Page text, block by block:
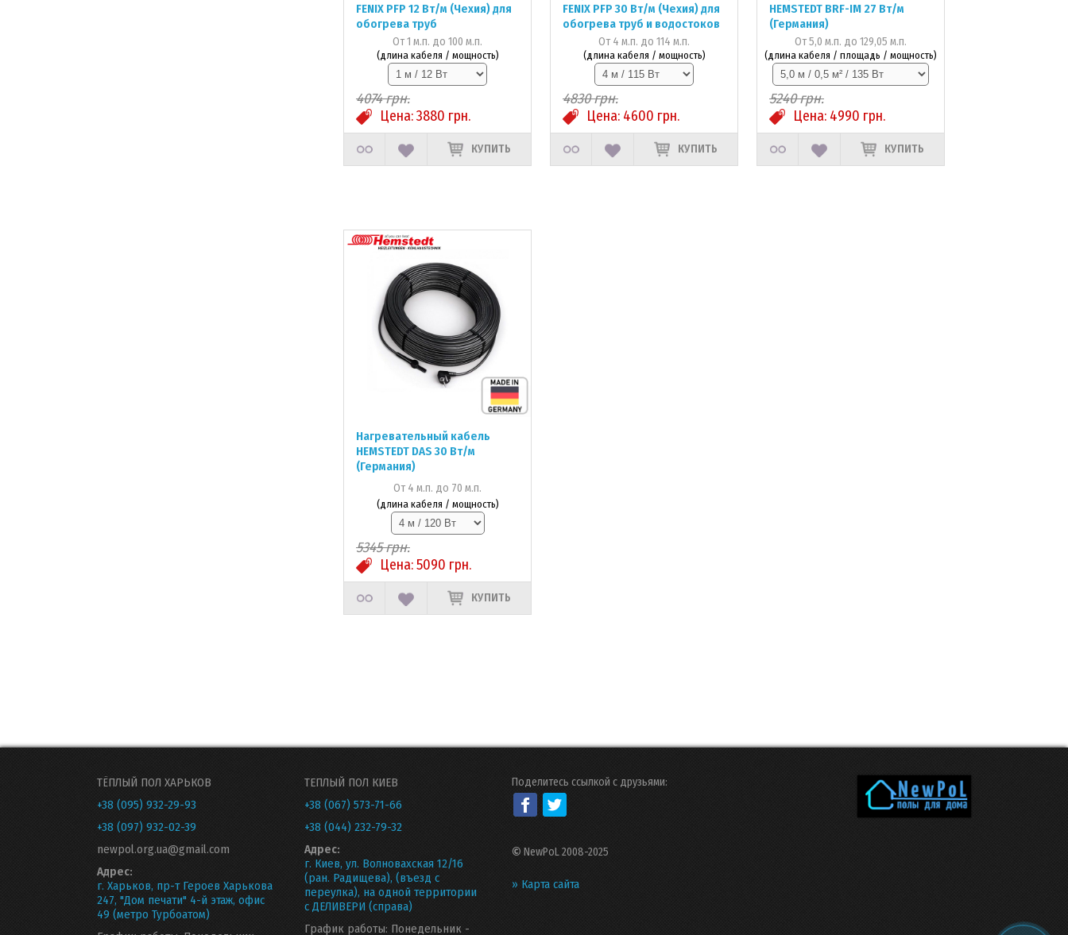
FENIX PFP 12 Вт/м (Чехия) для
обогрева труб
От 1 м.п. до 100 м.п.
(длина кабеля / мощность)
4074грн.
Цена:3880 грн.
КУПИТЬ
FENIX PFP 30 Вт/м (Чехия) для
обогрева труб и водостоков
От 4 м.п. до 114 м.п.
(длина кабеля / мощность)
4830грн.
Цена: 4600 грн.
КУПИТЬ
HEMSTEDT BRF-IM 27 Вт/м
(Германия)
От 5,0 м.п. до 129,05 м.п.
(длина кабеля / площадь / мощность)
5240грн.
Цена: 4990 грн.
КУПИТЬ
Нагревательный кабель
HEMSTEDT DAS 30 Вт/м
(Германия)
От 4 м.п. до 70 м.п.
(длина кабеля / мощность)
5345грн.
Цена:5090 грн.
КУПИТЬ
ТЁПЛЫЙ ПОЛ ХАРЬКОВ
+38 (095) 932-29-93
+38 (097) 932-02-39
newpol.org.ua@gmail.com
Адрес:
г. Харьков, пр-т Героев Харькова
247, "Дом печати" 4-й этаж, офис
49 (метро Турбоатом)
ТЕПЛЫЙ ПОЛ КИЕВ
+38 (067) 573-71-66
+38 (044) 232-79-32
Адрес:
г. Киев, ул. Волновахская 12/16
(ран. Радищева), (въезд с
переулка), на одной территории
с ДЕЛИВЕРИ (справа)
График работы: Понедельник -
Поделитесь ссылкой с друзьями:
© NewPoL 2008-2025
» Карта сайта